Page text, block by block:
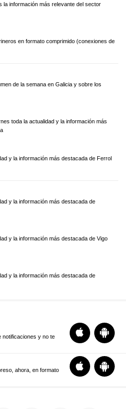
la información más relevante del sector
en formato comprimido (conexiones de
de la semana en Galicia y sobre los
toda la actualidad y la información más
y la información más destacada de Ferrol
y la información más destacada de
y la información más destacada de Vigo
y la información más destacada de
notificaciones y no te
ahora, en formato